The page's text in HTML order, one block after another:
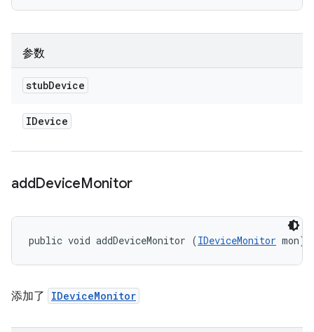
参数
stubDevice
IDevice
addDeviceMonitor
public void addDeviceMonitor (IDeviceMonitor mon)
添加了 IDeviceMonitor